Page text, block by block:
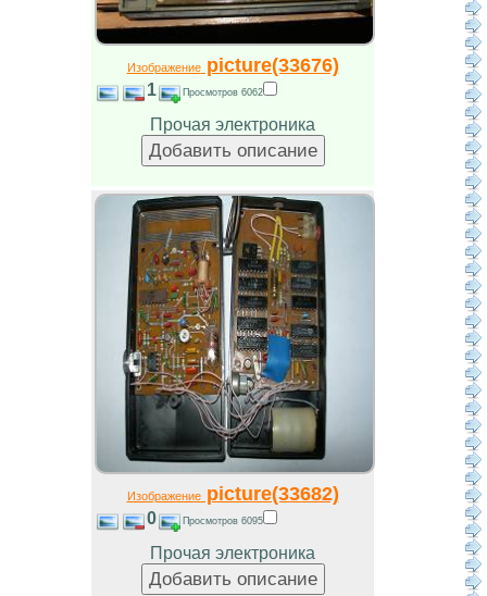
Изображениеpicture(33676)
1 Просмотров 6062
Прочая электроника
Изображениеpicture(33682)
0 Просмотров 6095
Прочая электроника